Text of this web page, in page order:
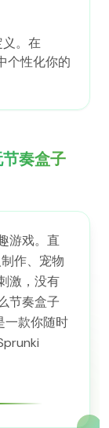
。在
个性化你的
奏盒子
游戏。直
作、宠物
激，没有
节奏盒子
一款你随时